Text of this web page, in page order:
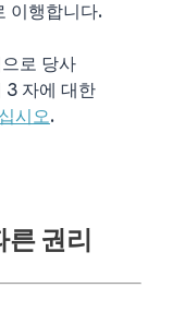
이행합니다.
로 당사
3 자에 대한
시오.
권리